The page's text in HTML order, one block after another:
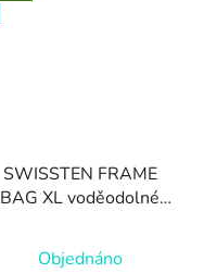
SWISSTEN FRAME
BAG XL voděodolné
Objednáno